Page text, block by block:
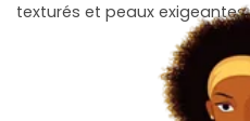
texturés et peaux exigeantes.